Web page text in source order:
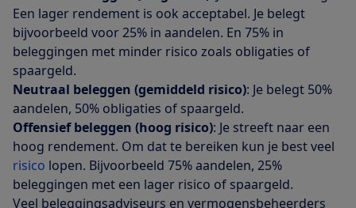
Een lager rendement is ook acceptabel. Je belegt
bijvoorbeeld voor 25% in aandelen. En 75% in
beleggingen met minder risico zoals obligaties of
spaargeld.
Neutraal beleggen (gemiddeld risico): Je belegt 50%
aandelen, 50% obligaties of spaargeld.
Offensief beleggen (hoog risico): Je streeft naar een
hoog rendement. Om dat te bereiken kun je best veel
risico lopen. Bijvoorbeeld 75% aandelen, 25%
beleggingen met een lager risico of spaargeld.
Veel beleggingsadviseurs en vermogensbeheerders